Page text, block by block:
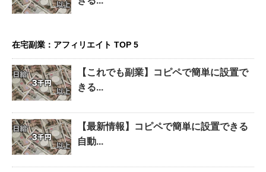
在宅副業：アフィリエイト TOP 5
【これでも副業】コピペで簡単に設置で
きる...
【最新情報】コピペで簡単に設置できる
自動...